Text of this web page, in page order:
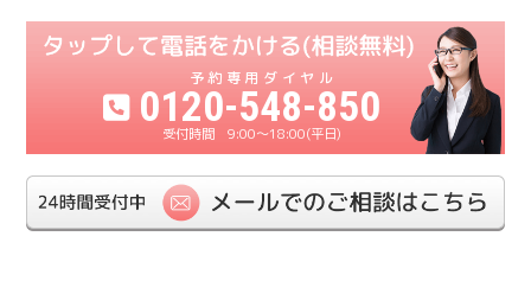
0120-548-850
9:00〜18:00(平日)